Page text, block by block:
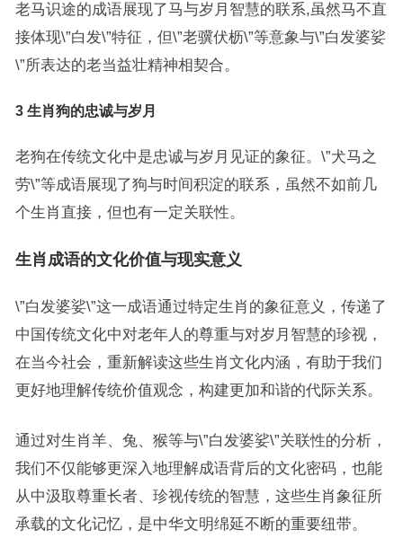
老马识途的成语展现了马与岁月智慧的联系,虽然马不直
接体现\”白发\”特征，但\”老骥伏枥\”等意象与\”白发婆娑
\”所表达的老当益壮精神相契合。
3 生肖狗的忠诚与岁月
老狗在传统文化中是忠诚与岁月见证的象征。\”犬马之
劳\”等成语展现了狗与时间积淀的联系，虽然不如前几
个生肖直接，但也有一定关联性。
生肖成语的文化价值与现实意义
\”白发婆娑\”这一成语通过特定生肖的象征意义，传递了
中国传统文化中对老年人的尊重与对岁月智慧的珍视，
在当今社会，重新解读这些生肖文化内涵，有助于我们
更好地理解传统价值观念，构建更加和谐的代际关系。
通过对生肖羊、兔、猴等与\”白发婆娑\”关联性的分析，
我们不仅能够更深入地理解成语背后的文化密码，也能
从中汲取尊重长者、珍视传统的智慧，这些生肖象征所
承载的文化记忆，是中华文明绵延不断的重要纽带。